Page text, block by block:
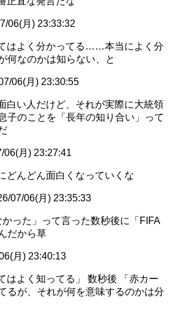
06(月) 23:33:32
はよく分かってる……本当によく分
何なのかは知らない、と
06(月) 23:30:55
白い人だけど、それが実際に大統領
子のことを「長年の知り合い」って
06(月) 23:27:41
どんどん面白くなっていくな
07/06(月) 23:35:33
かった」って言った数秒後に「FIFA
だから草
月) 23:40:13
はよく知ってる」 数秒後 「赤カー
るが、それが何を意味するのかは分